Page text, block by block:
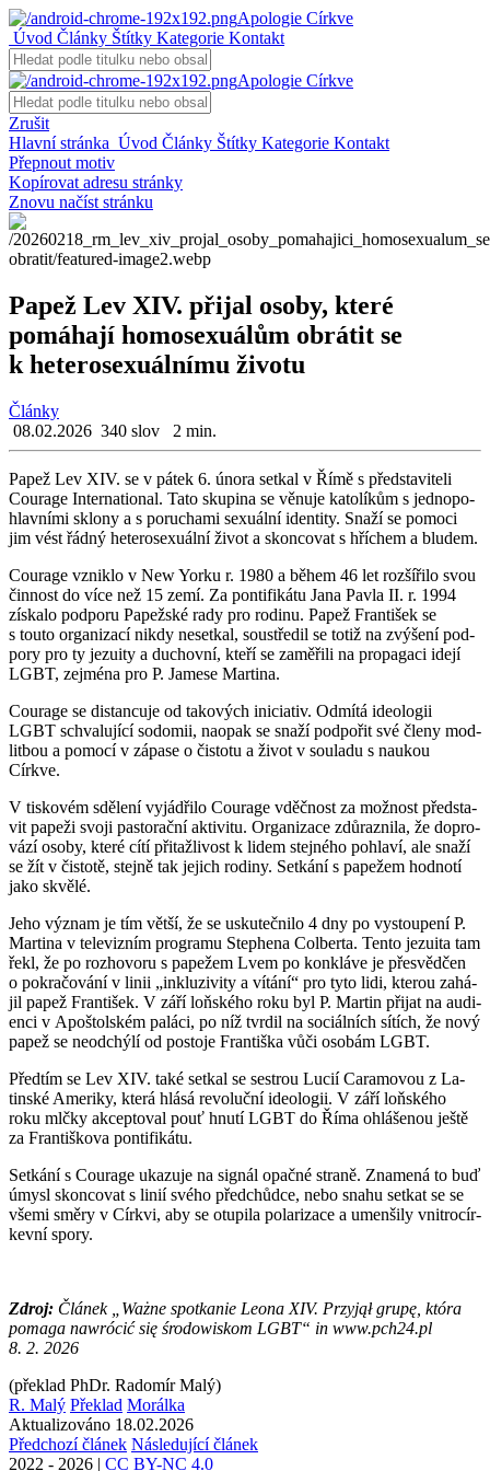
Apologie Církve
Úvod Články Štítky Kategorie Kontakt
Apologie Církve
Zrušit
Hlavní stránka Úvod Články Štítky Kategorie Kontakt
Přepnout motiv
Kopírovat adresu stránky
Znovu načíst stránku
Papež Lev XIV. přijal osoby, které
pomáhají homosexuálům obrátit se
k heterosexuálnímu životu
Články
08.02.2026 340 slov 2 min.
Papež Lev XIV. se v pátek 6. února se­tkal v Římě s před­sta­vi­te­li
Cou­rage In­ter­nati­o­nal. Tato sku­pi­na se vě­nu­je ka­to­lí­kům s jed­no­po­
hlav­ní­mi sklo­ny a s po­ru­cha­mi se­xu­ál­ní iden­ti­ty. Snaží se po­mo­ci
jim vést řádný he­te­ro­se­xu­ál­ní život a skon­co­vat s hří­chem a blu­dem.
Cou­rage vznik­lo v New Yorku r. 1980 a během 46 let roz­ší­ři­lo svou
čin­nost do více než 15 zemí. Za pon­ti­fi­ká­tu Jana Pavla II. r. 1994
zís­ka­lo pod­po­ru Pa­pež­ské rady pro ro­di­nu. Papež Fran­ti­šek se
s touto or­ga­ni­za­cí nikdy ne­se­tkal, sou­stře­dil se totiž na zvý­še­ní pod­
po­ry pro ty je­zu­i­ty a du­chov­ní, kteří se za­mě­ři­li na pro­pa­ga­ci idejí
LGBT, zejmé­na pro P. Ja­me­se Mar­ti­na.
Cou­rage se distan­cu­je od ta­ko­vých ini­ci­a­tiv. Od­mí­tá ide­o­lo­gii
LGBT schva­lu­jí­cí so­do­mii, na­o­pak se snaží pod­po­řit své členy mod­
lit­bou a po­mo­cí v zá­pa­se o čis­to­tu a život v sou­la­du s nau­kou
Církve.
V tis­ko­vém sdě­le­ní vy­já­d­ři­lo Cou­rage vděč­nost za mož­nost před­sta­
vit pa­pe­ži svoji pas­to­rač­ní ak­ti­vi­tu. Or­ga­ni­za­ce zdů­raz­ni­la, že do­pro­
vá­zí osoby, které cítí při­taž­li­vost k lidem stej­né­ho po­hla­ví, ale snaží
se žít v čis­to­tě, stej­ně tak je­jich ro­di­ny. Se­tká­ní s pa­pe­žem hod­no­tí
jako skvě­lé.
Jeho vý­znam je tím větší, že se usku­teč­ni­lo 4 dny po vy­stou­pe­ní P.
Mar­ti­na v te­le­viz­ním pro­gra­mu Ste­phe­na Col­ber­ta. Tento je­zu­i­ta tam
řekl, že po roz­ho­vo­ru s pa­pe­žem Lvem po kon­klá­ve je pře­svěd­čen
o po­kra­čo­vá­ní v linii „in­klu­zi­vi­ty a ví­tá­ní“ pro tyto lidi, kte­rou za­há­
jil papež Fran­ti­šek. V září loňského roku byl P. Mar­tin při­jat na au­di­
en­ci v Apoš­tolském pa­lá­ci, po níž tvr­dil na so­ci­ál­ních sí­tích, že nový
papež se ne­od­chý­lí od po­sto­je Fran­tiš­ka vůči oso­bám LGBT.
Před­tím se Lev XIV. také se­tkal se sestrou Lucií Ca­ra­mo­vou z La­
tin­ské Ame­ri­ky, která hlásá re­vo­luč­ní ide­o­lo­gii. V září loňského
roku mlčky ak­cep­to­val pouť hnutí LGBT do Říma ohlá­še­nou ještě
za Fran­tiš­ko­va pon­ti­fi­ká­tu.
Se­tká­ní s Cou­rage uka­zu­je na sig­nál opač­né stra­ně. Zna­me­ná to buď
úmysl skon­co­vat s linií svého před­chůd­ce, nebo snahu se­tkat se se
všemi směry v Církvi, aby se otu­pi­la po­la­ri­za­ce a umen­ši­ly vni­t­ro­cír­
kev­ní spory.
Zdroj: Člá­nek „Ważne spotka­nie Leona XIV. Przyjął grupę, która
po­ma­ga nawrócić się śro­dowiskom LGBT“ in www.​pch24.​pl
8. 2. 2026
(překlad PhDr. Radomír Malý)
R. Malý Překlad Morálka
Aktualizováno 18.02.2026
Předchozí článek Následující článek
2022 - 2026 | CC BY-NC 4.0